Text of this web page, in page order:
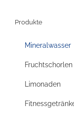
Produkte
Mineralwasser
Fruchtschorlen
Limonaden